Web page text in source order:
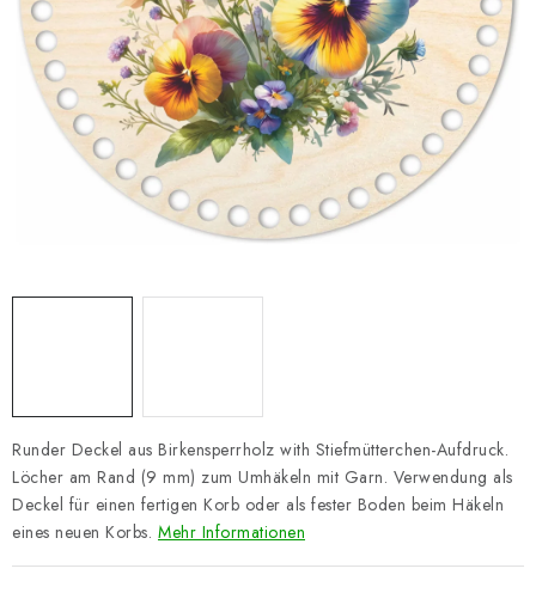
Datenschutzerklärung
Impressum
Runder Deckel aus Birkensperrholz with Stiefmütterchen-Aufdruck.
Löcher am Rand (9 mm) zum Umhäkeln mit Garn. Verwendung als
Deckel für einen fertigen Korb oder als fester Boden beim Häkeln
eines neuen Korbs. Mehr Informationen